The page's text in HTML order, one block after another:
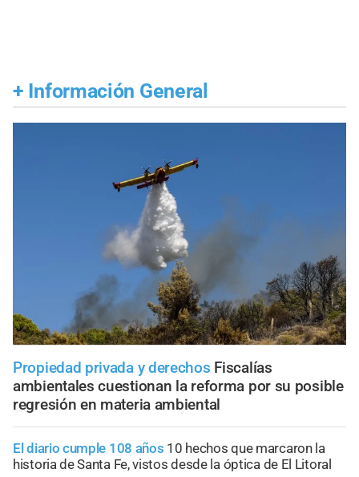
+ Información General
Propiedad privada y derechos Fiscalías
ambientales cuestionan la reforma por su posible
regresión en materia ambiental
El diario cumple 108 años 10 hechos que marcaron la
historia de Santa Fe, vistos desde la óptica de El Litoral